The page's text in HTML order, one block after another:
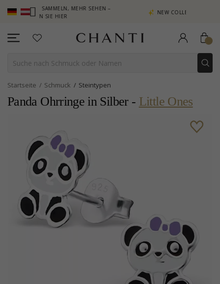
SAMMELN, MEHR SEHEN –
SIE HIER
NEW COLLECTION | AURA
Startseite Schmuck Steintypen
Panda Ohrringe in Silber - Little Ones